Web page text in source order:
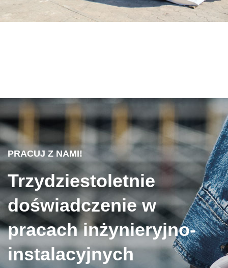
PRACUJ Z NAMI!
Trzydziestoletnie
doświadczenie w
pracach inżynieryjno-
instalacyjnych